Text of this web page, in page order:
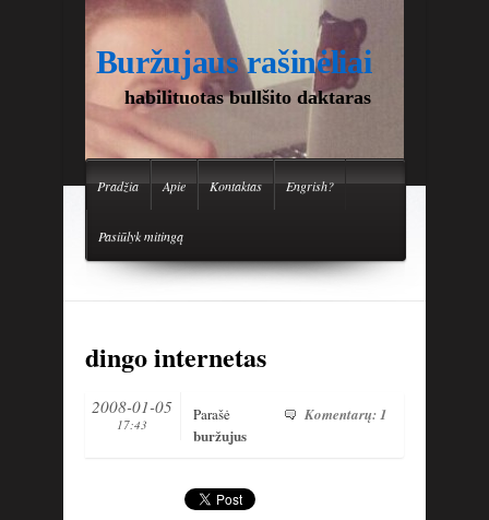
Buržujaus rašinėliai
habilituotas bullšito daktaras
Pradžia Apie Kontaktas Engrish?
Pasiūlyk mitingą
dingo internetas
2008-01-05
17:43
Komentarų: 1
Parašė
buržujus